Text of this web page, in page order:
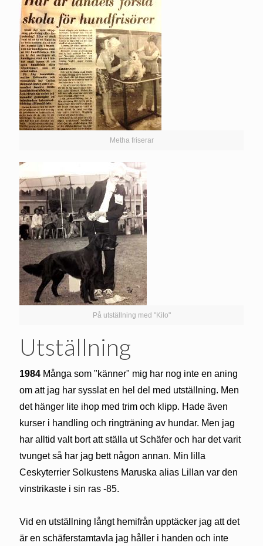
Metha friserar
På utställning med "Kilo"
Utställning
1984 Många som "känner" mig har nog inte en aning
om att jag har sysslat en hel del med utställning. Men
det hänger lite ihop med trim och klipp. Hade även
kurser i handling och ringträning av hundar. Men jag
har alltid valt bort att ställa ut Schäfer och har det varit
tvunget så har jag bett någon annan. Min lilla
Ceskyterrier Solkustens Maruska alias Lillan var den
vinstrikaste i sin ras -85.
Vid en utställning långt hemifrån upptäcker jag att det
är en schäferstamtavla jag håller i handen och inte